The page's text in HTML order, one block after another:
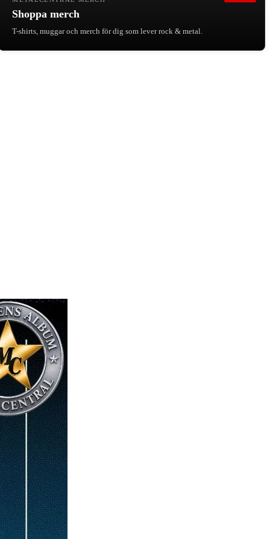
Shoppa merch
T-shirts, muggar och merch för dig som lever rock & metal.